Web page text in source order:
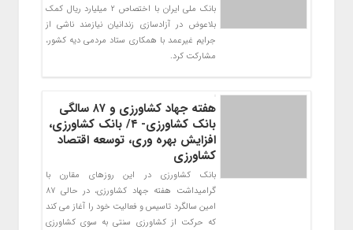
بانک ملی ایران با اختصاص 2 میلیارد ریال کمک
بلاعوض در آزادسازی زندانیان نیازمند ناشی از
جرایم غیرعمد با همکاری ستاد مردمی دیه کشور،
مشارکت کرد.
هفته جهاد کشاورزی و ۸۷ سالگی
بانک کشاورزی- ۴/ بانک کشاورزی،
افزایش بهره وری، توسعه اقتصاد
کشاورزی
بانک کشاورزی در این روزهای مقارن با
گرامیداشت هفته جهاد کشاورزی، در حالی 87
امین سالگرد تاسیس و فعالیت خود را آغاز می کند
که حرکت از کشاورزی سنتی به سوی کشاورزی